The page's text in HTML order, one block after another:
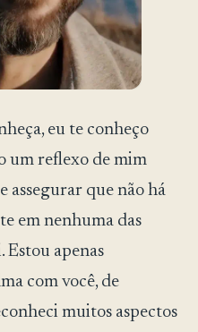
eu te conheço
um reflexo de mim
assegurar que não há
em nenhuma das
Estou apenas
com você, de
muitos aspectos